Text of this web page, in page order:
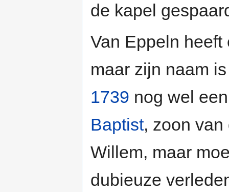
de kapel
Van Eppeln
maar zijn naam
1739 nog wel
Baptist, zoon
Willem, maar
dubieuze